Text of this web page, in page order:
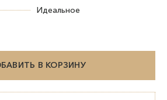
Идеальное
В КОРЗИНУ